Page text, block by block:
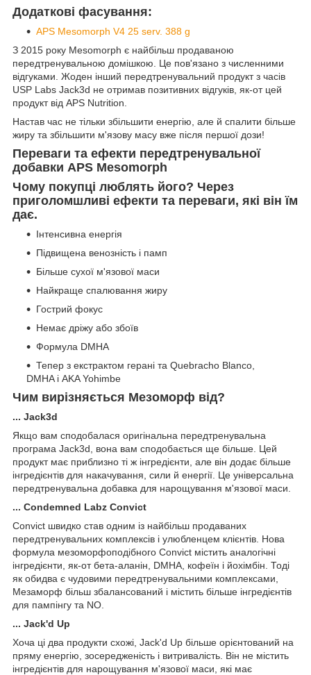
Додаткові фасування:
APS Mesomorph V4 25 serv. 388 g
З 2015 року Mesomorph є найбільш продаваною
передтренувальною домішкою. Це пов'язано з численними
відгуками. Жоден інший передтренувальний продукт з часів
USP Labs Jack3d не отримав позитивних відгуків, як-от цей
продукт від APS Nutrition.
Настав час не тільки збільшити енергію, але й спалити більше
жиру та збільшити м'язову масу вже після першої дози!
Переваги та ефекти передтренувальної
добавки APS Mesomorph
Чому покупці люблять його? Через
приголомшливі ефекти та переваги, які він їм
дає.
Інтенсивна енергія
Підвищена венозність і памп
Більше сухої м'язової маси
Найкраще спалювання жиру
Гострий фокус
Немає дріжу або збоїв
Формула DMHA
Тепер з екстрактом герані та Quebracho Blanco,
DMHA і AKA Yohimbe
Чим вирізняється Мезоморф від?
... Jack3d
Якщо вам сподобалася оригінальна передтренувальна
програма Jack3d, вона вам сподобається ще більше. Цей
продукт має приблизно ті ж інгредієнти, але він додає більше
інгредієнтів для накачування, сили й енергії. Це універсальна
передтренувальна добавка для нарощування м'язової маси.
... Condemned Labz Convict
Convict швидко став одним із найбільш продаваних
передтренувальних комплексів і улюбленцем клієнтів. Нова
формула мезоморфоподібного Convict містить аналогічні
інгредієнти, як-от бета-аланін, DMHA, кофеїн і йохімбін. Тоді
як обидва є чудовими передтренувальними комплексами,
Мезаморф більш збалансований і містить більше інгредієнтів
для пампінгу та NO.
... Jack'd Up
Хоча ці два продукти схожі, Jack'd Up більше орієнтований на
пряму енергію, зосередженість і витривалість. Він не містить
інгредієнтів для нарощування м'язової маси, які має